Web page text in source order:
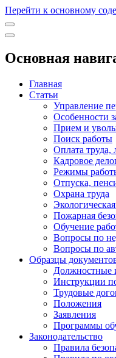
Перейти к основному
Основная
Главная
Статьи
Управление
Особенности
Прием и
Поиск работы
Оплата труда,
Кадровое
Режимы
Отпуска,
Охрана труда
Пожарная
Обучение
Вопросы по
Вопросы по
Образцы
Должностные
Инструкции
Трудовые
Положения
Заявления
Программы
Законодательство
Правила